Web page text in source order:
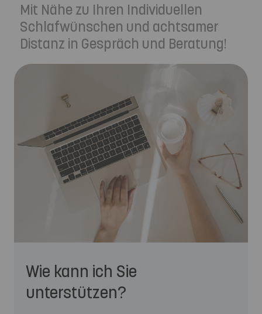
Mit Nähe zu Ihren Individuellen
Schlafwünschen und achtsamer
Distanz in Gespräch und Beratung!
Wie kann ich Sie
unterstützen?